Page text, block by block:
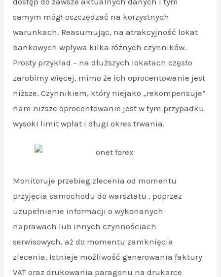
samym mógł oszczędzać na korzystnych
warunkach. Reasumując, na atrakcyjność lokat
bankowych wpływa kilka różnych czynników.
Prosty przykład – na dłuższych lokatach często
zarobimy więcej, mimo że ich oprocentowanie jest
niższe. Czynnikiem, który niejako „rekompensuje”
nam niższe oprocentowanie jest w tym przypadku
wysoki limit wpłat i długi okres trwania.
Monitoruje przebieg zlecenia od momentu
przyjęcia samochodu do warsztatu , poprzez
uzupełnienie informacji o wykonanych
naprawach lub innych czynnościach
serwisowych, aż do momentu zamknięcia
zlecenia. Istnieje możliwość generowania faktury
VAT oraz drukowania paragonu na drukarce